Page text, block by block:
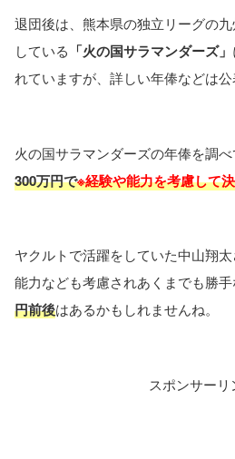
退団後は、熊本県の独立リーグの
している 「火の国サラマンダーズ」
れていますが、詳しい年俸などは公
火の国サラマンダーズの年俸を調べ
300万円で※経験や能力を考慮して
ヤクルトで活躍をしていた中山翔
能力なども考慮されあくまでも勝手
円前後はあるかもしれませんね。
スポンサーリ